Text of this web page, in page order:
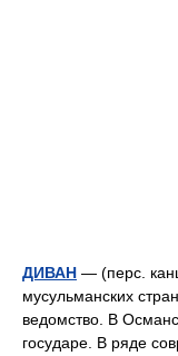
ДИВАН — (перс.
мусульманских
ведомство. В
государе. В ряде